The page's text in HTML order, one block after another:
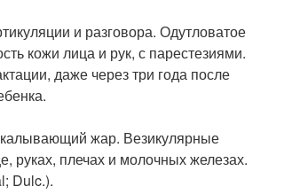
и разговора. Одутловатое
кожи лица и рук, с парестезиями.
даже через три года после
жар. Везикулярные
руках, плечах и молочных железах.
Dulc.).